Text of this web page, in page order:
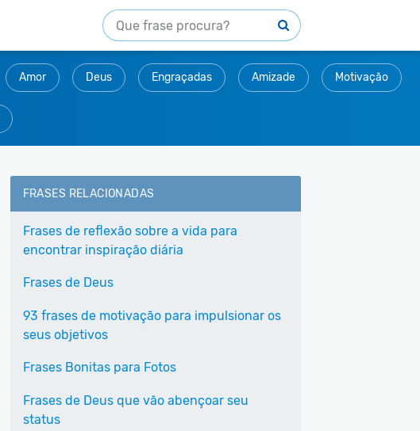
Amor Deus Engraçadas Amizade Motivação
FRASES RELACIONADAS
Frases de reflexão sobre a vida para
encontrar inspiração diária
Frases de Deus
93 frases de motivação para impulsionar os
seus objetivos
Frases Bonitas para Fotos
Frases de Deus que vão abençoar seu
status